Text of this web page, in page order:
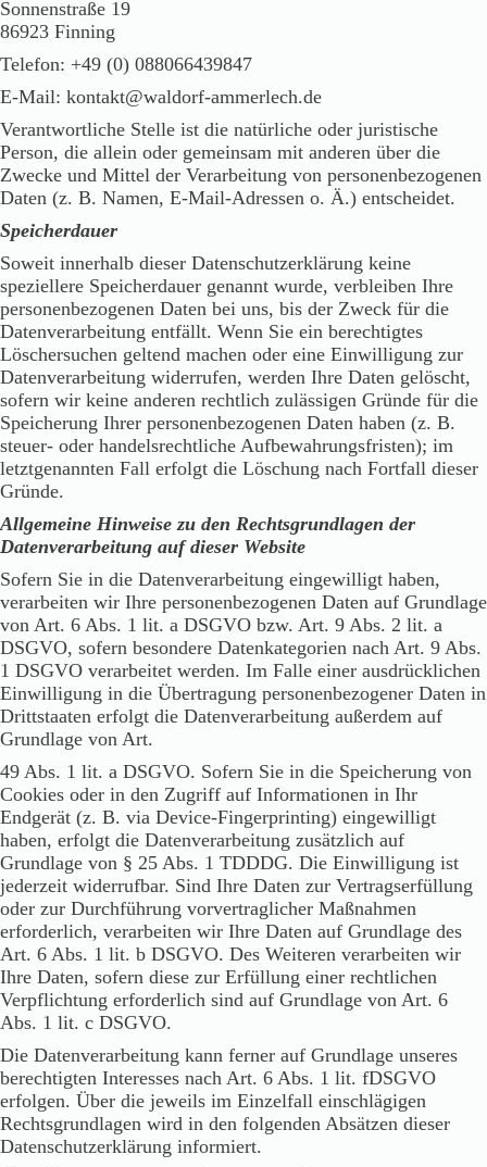
Sonnenstraße 19
86923 Finning
Telefon: +49 (0) 088066439847
E-Mail: kontakt@waldorf-ammerlech.de
Verantwortliche Stelle ist die natürliche oder juristische
Person, die allein oder gemeinsam mit anderen über die
Zwecke und Mittel der Verarbeitung von personenbezogenen
Daten (z. B. Namen, E-Mail-Adressen o. Ä.) entscheidet.
Speicherdauer
Soweit innerhalb dieser Datenschutzerklärung keine
speziellere Speicherdauer genannt wurde, verbleiben Ihre
personenbezogenen Daten bei uns, bis der Zweck für die
Datenverarbeitung entfällt. Wenn Sie ein berechtigtes
Löschersuchen geltend machen oder eine Einwilligung zur
Datenverarbeitung widerrufen, werden Ihre Daten gelöscht,
sofern wir keine anderen rechtlich zulässigen Gründe für die
Speicherung Ihrer personenbezogenen Daten haben (z. B.
steuer- oder handelsrechtliche Aufbewahrungsfristen); im
letztgenannten Fall erfolgt die Löschung nach Fortfall dieser
Gründe.
Allgemeine Hinweise zu den Rechtsgrundlagen der
Datenverarbeitung auf dieser Website
Sofern Sie in die Datenverarbeitung eingewilligt haben,
verarbeiten wir Ihre personenbezogenen Daten auf Grundlage
von Art. 6 Abs. 1 lit. a DSGVO bzw. Art. 9 Abs. 2 lit. a
DSGVO, sofern besondere Datenkategorien nach Art. 9 Abs.
1 DSGVO verarbeitet werden. Im Falle einer ausdrücklichen
Einwilligung in die Übertragung personenbezogener Daten in
Drittstaaten erfolgt die Datenverarbeitung außerdem auf
Grundlage von Art.
49 Abs. 1 lit. a DSGVO. Sofern Sie in die Speicherung von
Cookies oder in den Zugriff auf Informationen in Ihr
Endgerät (z. B. via Device-Fingerprinting) eingewilligt
haben, erfolgt die Datenverarbeitung zusätzlich auf
Grundlage von § 25 Abs. 1 TDDDG. Die Einwilligung ist
jederzeit widerrufbar. Sind Ihre Daten zur Vertragserfüllung
oder zur Durchführung vorvertraglicher Maßnahmen
erforderlich, verarbeiten wir Ihre Daten auf Grundlage des
Art. 6 Abs. 1 lit. b DSGVO. Des Weiteren verarbeiten wir
Ihre Daten, sofern diese zur Erfüllung einer rechtlichen
Verpflichtung erforderlich sind auf Grundlage von Art. 6
Abs. 1 lit. c DSGVO.
Die Datenverarbeitung kann ferner auf Grundlage unseres
berechtigten Interesses nach Art. 6 Abs. 1 lit. fDSGVO
erfolgen. Über die jeweils im Einzelfall einschlägigen
Rechtsgrundlagen wird in den folgenden Absätzen dieser
Datenschutzerklärung informiert.